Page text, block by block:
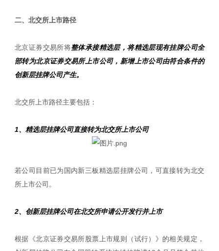
二、北交所上市路径
北京证券交易所将整体承接精选层，将精选层现有挂牌公司全
部转为北京证券交易所上市公司，新增上市公司由符合条件的
创新层挂牌公司产生。
北交所上市路径主要包括：
1、精选层挂牌公司直接转为北交所上市公司
若公司目前已为国内新三板精选层挂牌公司，可直接转为北交
所上市公司。
2、创新层挂牌公司在北交所申请公开发行并上市
根据《北京证券交易所股票上市规则（试行）》的相关规定，